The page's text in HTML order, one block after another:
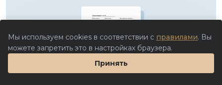
Мы используем cookies в соответствии с правилами. Вы
можете запретить это в настройках браузера.
Принять